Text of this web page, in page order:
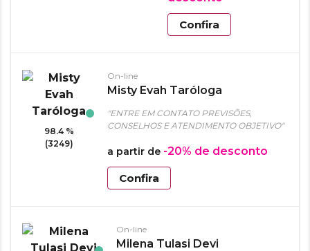
Confira
98.4 %
(3249)
On-line
Misty Evah Taróloga
"ENTRE EM CONTATO PREVISÕES,
CONSELHOS E ATENDIMENTO OBJETIVO"
a partir de -20% de desconto
Confira
On-line
Milena Tulasi Devi